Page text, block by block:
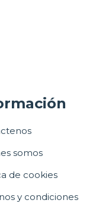
somos
de cookies
y condiciones